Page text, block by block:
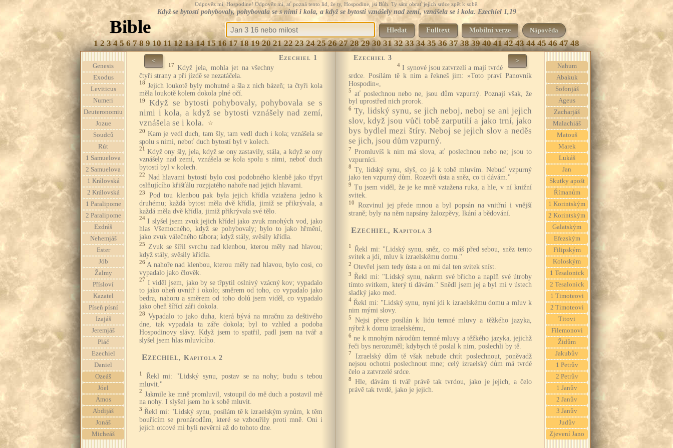
Odpověz mi, Hospodine! Odpověz mi, ať pozná tento lid, že ty, Hospodine, jsi Bůh. Ty sám obrať jejich srdce zpět k sobě.
Když se bytosti pohybovaly, pohybovala se s nimi i kola, a když se bytosti vznášely nad zemí, vznášela se i kola. Ezechiel 1,19
Bible Hledat Fulltext Mobilní verze Nápověda
1 2 3 4 5 6 7 8 9 10 11 12 13 14 15 16 17 18 19 20 21 22 23 24 25 26 27 28 29 30 31 32 33 34 35 36 37 38 39 40 41 42 43 44 45 46 47 48
Genesis
Exodus
Leviticus
Numeri
Deuteronomiu
Jozue
Soudců
Rút
1 Samuelova
2 Samuelova
1 Královská
2 Královská
1 Paralipome
2 Paralipome
Ezdráš
Nehemjáš
Ester
Jób
Žalmy
Přísloví
Kazatel
Píseň písní
Izajáš
Jeremjáš
Pláč
Ezechiel
Daniel
Ozeáš
Jóel
Ámos
Abdijáš
Jonáš
Micheáš
< Ezechiel 1
17
Když jela, mohla jet na všechny
čtyři strany a při jízdě se nezatáčela.
18 Jejich loukotě byly mohutné a šla z nich bázeň; ta čtyři kola
měla loukotě kolem dokola plné očí.
19
Když se bytosti pohybovaly, pohybovala se s
nimi i kola, a když se bytosti vznášely nad zemí,
vznášela se i kola.
☆
20 Kam je vedl duch, tam šly, tam vedl duch i kola; vznášela se
spolu s nimi, neboť duch bytostí byl v kolech.
21 Když ony šly, jela, když se ony zastavily, stála, a když se ony
vznášely nad zemí, vznášela se kola spolu s nimi, neboť duch
bytostí byl v kolech.
22 Nad hlavami bytostí bylo cosi podobného klenbě jako třpyt
oslňujícího křišťálu rozpjatého nahoře nad jejich hlavami.
23
Pod tou klenbou pak byla jejich křídla vztažena jedno k
druhému; každá bytost měla dvě křídla, jimiž se přikrývala, a
každá měla dvě křídla, jimiž přikrývala své tělo.
24 I slyšel jsem zvuk jejich křídel jako zvuk mnohých vod, jako
hlas Všemocného, když se pohybovaly; bylo to jako hřmění,
jako zvuk válečného tábora; když stály, svěsily křídla.
25
Zvuk se šířil svrchu nad klenbou, kterou měly nad hlavou;
když stály, svěsily křídla.
26 A nahoře nad klenbou, kterou měly nad hlavou, bylo cosi, co
vypadalo jako člověk.
27 I viděl jsem, jako by se třpytil oslnivý vzácný kov; vypadalo
to jako oheň uvnitř i okolo; směrem od toho, co vypadalo jako
bedra, nahoru a směrem od toho dolů jsem viděl, co vypadalo
jako oheň šířící záři dokola.
28 Vypadalo to jako duha, která bývá na mračnu za deštivého
dne, tak vypadala ta záře dokola; byl to vzhled a podoba
Hospodinovy slávy. Když jsem to spatřil, padl jsem na tvář a
slyšel jsem hlas mluvícího.
Ezechiel, Kapitola 2
1
Řekl mi: "Lidský synu, postav se na nohy; budu s tebou
mluvit."
2 Jakmile ke mně promluvil, vstoupil do mě duch a postavil mě
na nohy. I slyšel jsem ho k sobě mluvit.
3 Řekl mi: "Lidský synu, posílám tě k izraelským synům, k těm
bouřícím se pronárodům, které se vzbouřily proti mně. Oni i
jejich otcové mi byli nevěrni až do tohoto dne.
Ezechiel 3 >
4 I synové jsou zatvrzelí a mají tvrdé
srdce. Posílám tě k nim a řekneš jim: »Toto praví Panovník
Hospodin«,
5 ať poslechnou nebo ne, jsou dům vzpurný. Poznají však, že
byl uprostřed nich prorok.
6 Ty, lidský synu, se jich neboj, neboj se ani jejich
slov, když jsou vůči tobě zarputilí a jako trní, jako
bys bydlel mezi štíry. Neboj se jejich slov a neděs
se jich, jsou dům vzpurný.
7
Promluvíš k nim má slova, ať poslechnou nebo ne; jsou to
vzpurníci.
8 Ty, lidský synu, slyš, co já k tobě mluvím. Nebuď vzpurný
jako ten vzpurný dům. Rozevři ústa a sněz, co ti dávám."
9 Tu jsem viděl, že je ke mně vztažena ruka, a hle, v ní knižní
svitek.
10
Rozvinul jej přede mnou a byl popsán na vnitřní i vnější
straně; byly na něm napsány žalozpěvy, lkání a bědování.
Ezechiel, Kapitola 3
1 Řekl mi: "Lidský synu, sněz, co máš před sebou, sněz tento
svitek a jdi, mluv k izraelskému domu."
2 Otevřel jsem tedy ústa a on mi dal ten svitek sníst.
3 Řekl mi: "Lidský synu, nakrm své břicho a naplň své útroby
tímto svitkem, který ti dávám." Snědl jsem jej a byl mi v ústech
sladký jako med.
4 Řekl mi: "Lidský synu, nyní jdi k izraelskému domu a mluv k
nim mými slovy.
5
Nejsi přece posílán k lidu temné mluvy a těžkého jazyka,
nýbrž k domu izraelskému,
6 ne k mnohým národům temné mluvy a těžkého jazyka, jejichž
řeči bys nerozuměl; kdybych tě poslal k nim, poslechli by tě.
7
Izraelský dům tě však nebude chtít poslechnout, poněvadž
nejsou ochotni poslechnout mne; celý izraelský dům má tvrdé
čelo a zatvrzelé srdce.
8
Hle, dávám ti tvář právě tak tvrdou, jako je jejich, a čelo
právě tak tvrdé, jako je jejich.
Nahum
Abakuk
Sofonjáš
Ageus
Zacharjáš
Malachiáš
Matouš
Marek
Lukáš
Jan
Skutky apošt
Římanům
1 Korintským
2 Korintským
Galatským
Efezským
Filipským
Koloským
1 Tesalonick
2 Tesalonick
1 Timoteovi
2 Timoteovi
Titovi
Filemonovi
Židům
Jakubův
1 Petrův
2 Petrův
1 Janův
2 Janův
3 Janův
Judův
Zjevení Jano